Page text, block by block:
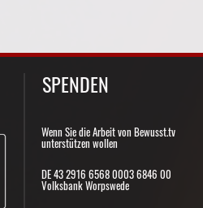
SPENDEN
Wenn Sie die Arbeit von Bewusst.tv
unterstützen wollen
DE 43 2916 6568 0003 6846 00
Volksbank Worpswede